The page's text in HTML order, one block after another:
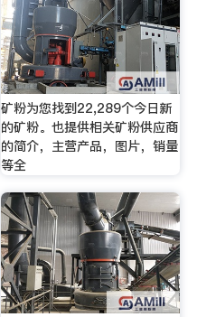
矿粉为您找到22,289个今日新
的矿粉。也提供相关矿粉供应商
的简介，主营产品，图片，销量
等全